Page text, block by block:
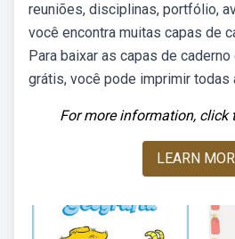
reuniões, disciplinas, portfólio,
você encontra muitas capas de
Para baixar as capas de
grátis, você pode imprimir todas
For more information, click
LEARN